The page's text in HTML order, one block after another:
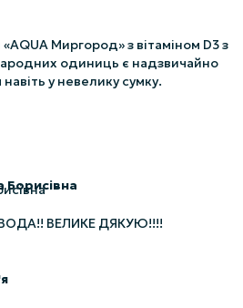
Миргород» з вітаміном D3 з
одиниць є надзвичайно
у невелику сумку.
Борисівна
ВЕЛИКЕ ДЯКУЮ!!!!